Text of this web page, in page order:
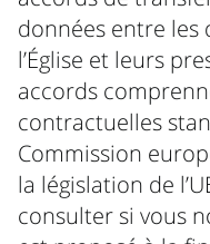
données entre les
l’Église et leurs
accords
contractuelles
Commission
la législation de
consulter si vous